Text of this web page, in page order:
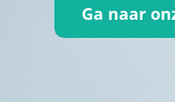
Ga naar